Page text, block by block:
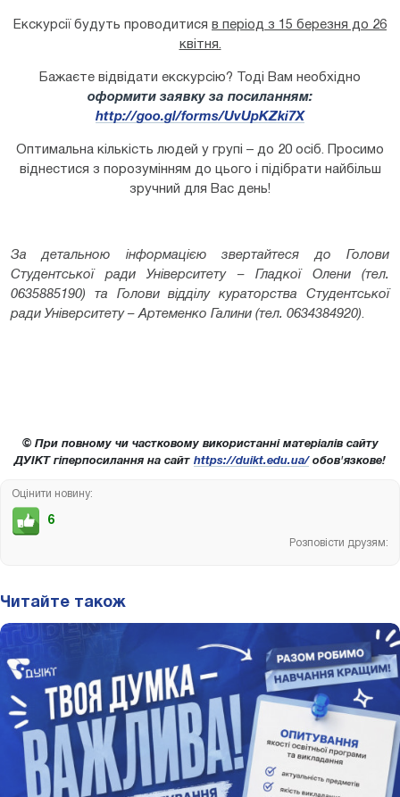
Екскурсії будуть проводитися в період з 15 березня до 26
квітня.
Бажаєте відвідати екскурсію? Тоді Вам необхідно
оформити заявку за посиланням:
http://goo.gl/forms/UvUpKZki7X
Оптимальна кількість людей у групі – до 20 осіб. Просимо
віднестися з порозумінням до цього і підібрати найбільш
зручний для Вас день!
За детальною інформацією звертайтеся до Голови
Студентської ради Університету – Гладкої Олени (тел.
0635885190) та Голови відділу кураторства Студентської
ради Університету – Артеменко Галини (тел. 0634384920).
© При повному чи частковому використанні матеріалів сайту
ДУІКТ гіперпосилання на сайт https://duikt.edu.ua/ обов'язкове!
Оцінити новину:
6
Розповісти друзям:
Читайте також